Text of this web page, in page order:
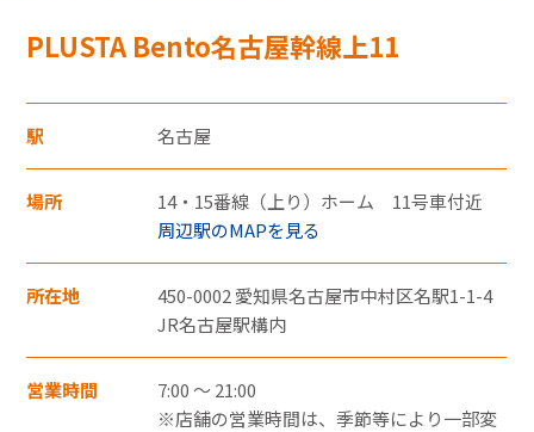
JR東海MARKET
楽天市場
東海新幹線の駅店舗で駅弁が受取れる駅弁予約サイトです。
JR東海MARKET
PLUSTA Bento名古屋幹線上11
駅 名古屋
場所
14・15番線（上り）ホーム 11号車付近
周辺駅のMAPを見る
所在地
450-0002 愛知県名古屋市中村区名駅1-1-4
JR名古屋駅構内
営業時間
7:00 ～ 21:00
※店舗の営業時間は、季節等により一部変
・30,000円（税込）以上のクレジットカード
支払いについては暗証番号の入力、
社控え（お店控）」にサインをいただきま
す。
・お支払い回数は1回払いのみです。
・郵便切手、テレフォンカード、POSAカー
・一度のお会計でのご利用可能上限金額は、